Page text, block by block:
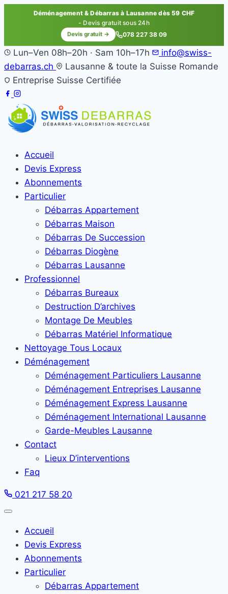
Déménagement & Débarras à Lausanne dès 59 CHF
- Devis gratuit sous 24h
Devis gratuit → 078 227 38 09
Lun–Ven 08h–20h · Sam 10h–17h
info@swiss-
debarras.ch
Lausanne & toute la Suisse Romande
Entreprise Suisse Certifiée
Accueil
Devis Express
Abonnements
Particulier
Débarras Appartement
Débarras Maison
Débarras De Succession
Débarras Diogène
Débarras Lausanne
Professionnel
Débarras Bureaux
Destruction D’archives
Montage De Meubles
Débarras Matériel Informatique
Nettoyage Tous Locaux
Déménagement
Déménagement Particuliers Lausanne
Déménagement Entreprises Lausanne
Déménagement Express Lausanne
Déménagement International Lausanne
Garde-Meubles Lausanne
Contact
Lieux D’interventions
Faq
021 217 58 20
Accueil
Devis Express
Abonnements
Particulier
Débarras Appartement